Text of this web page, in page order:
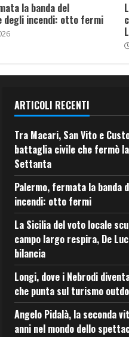
la banda del
degli incendi: otto fermi
ARTICOLI RECENTI
Tra Macari, San Vito e
battaglia civile che fermò
Settanta
Palermo, fermata la banda
incendi: otto fermi
La Sicilia del voto locale
campo largo respira, De
bilancia
Longi, dove i Nebrodi
che punta sul turismo
Angelo Pidalà, la seconda
anni nel mondo dello